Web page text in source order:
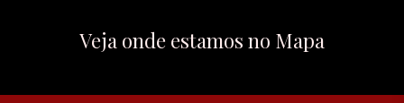
Veja onde estamos no Mapa